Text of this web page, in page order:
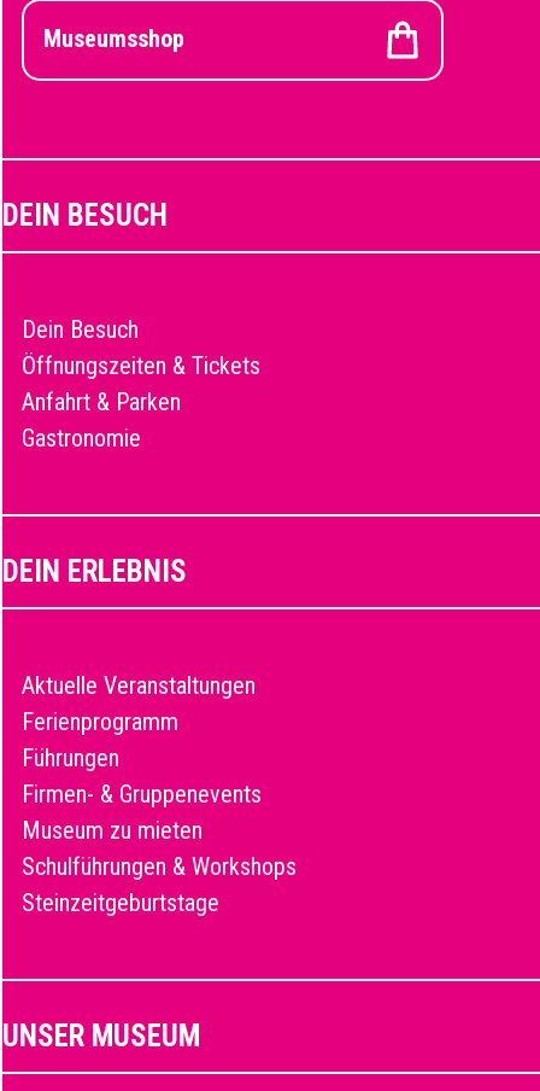
Museumsshop
DEIN BESUCH
Dein Besuch
Öffnungszeiten & Tickets
Anfahrt & Parken
Gastronomie
DEIN ERLEBNIS
Aktuelle Veranstaltungen
Ferienprogramm
Führungen
Firmen- & Gruppenevents
Museum zu mieten
Schulführungen & Workshops
Steinzeitgeburtstage
UNSER MUSEUM